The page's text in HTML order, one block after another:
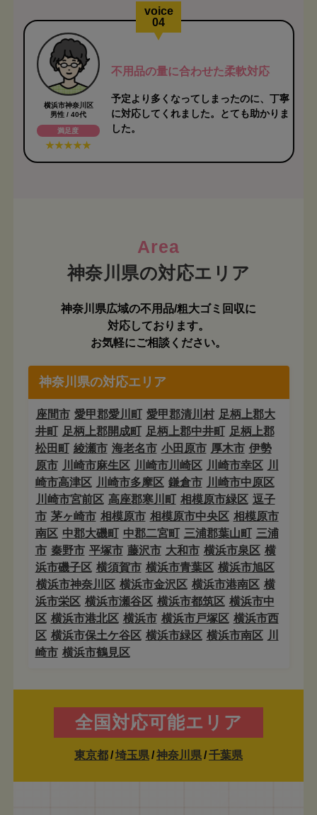
voice
04
横浜市神奈川区
男性 / 40代
満足度
不用品の量に合わせた柔軟対応
予定より多くなってしまったのに、丁寧
に対応してくれました。とても助かりま
した。
Area
神奈川県広域の不用品/粗大ゴミ回収に
対応しております。
お気軽にご相談ください。
神奈川県の対応エリア
座間市 愛甲郡愛川町 愛甲郡清川村 足柄上郡大
井町
足柄上郡開成町 足柄上郡中井町
足柄上郡
松田町
綾瀬市 海老名市 小田原市 厚木市 伊勢
原市 川崎市麻生区 川崎市川崎区 川崎市幸区 川
崎市高津区 川崎市多摩区 鎌倉市 川崎市中原区
川崎市宮前区 高座郡寒川町 相模原市緑区 逗子
市 茅ヶ崎市 相模原市 相模原市中央区 相模原市
南区 中郡大磯町 中郡二宮町 三浦郡葉山町
三浦
市 秦野市 平塚市 藤沢市 大和市 横浜市泉区 横
浜市磯子区 横須賀市 横浜市青葉区 横浜市旭区
横浜市神奈川区 横浜市金沢区 横浜市港南区 横
浜市栄区 横浜市瀬谷区 横浜市都筑区 横浜市中
区 横浜市港北区 横浜市 横浜市戸塚区 横浜市西
区 横浜市保土ケ谷区 横浜市緑区 横浜市南区 川
崎市 横浜市鶴見区
全国対応可能エリア
東京都/埼玉県/神奈川県/千葉県